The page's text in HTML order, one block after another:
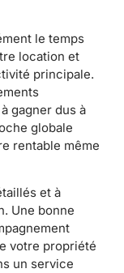
le temps
location et
principale.
gagner dus à
globale
rentable même
et à
Une bonne
votre propriété
un service